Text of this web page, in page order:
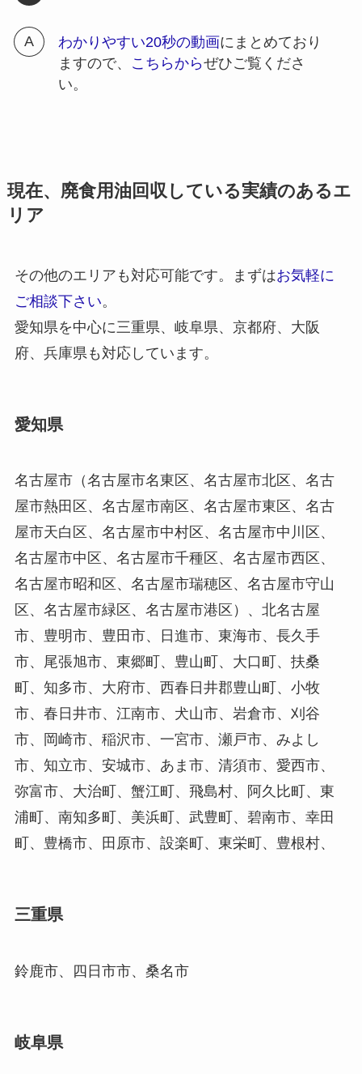
わかりやすい20秒の動画にまとめており
ますので、
こちらからぜひご覧くださ
い。
現在、廃食用油回収している実績のあるエ
リア
その他のエリアも対応可能です。まずはお気軽に
ご相談下さい。
愛知県を中心に三重県、岐阜県、京都府、大阪
府、兵庫県も対応しています。
愛知県
名古屋市（名古屋市名東区、名古屋市北区、名古
屋市熱田区、名古屋市南区、名古屋市東区、名古
屋市天白区、名古屋市中村区、名古屋市中川区、
名古屋市中区、名古屋市千種区、名古屋市西区、
名古屋市昭和区、名古屋市瑞穂区、名古屋市守山
区、名古屋市緑区、名古屋市港区）、北名古屋
市、豊明市、豊田市、日進市、東海市、長久手
市、尾張旭市、東郷町、豊山町、大口町、扶桑
町、知多市、大府市、西春日井郡豊山町、小牧
市、春日井市、江南市、犬山市、岩倉市、刈谷
市、岡崎市、稲沢市、一宮市、瀬戸市、みよし
市、知立市、安城市、あま市、清須市、愛西市、
弥富市、大治町、蟹江町、飛島村、阿久比町、東
浦町、南知多町、美浜町、武豊町、碧南市、幸田
町、豊橋市、田原市、設楽町、東栄町、豊根村、
三重県
鈴鹿市、四日市市、桑名市
岐阜県